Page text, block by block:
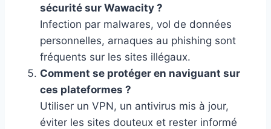
sécurité sur Wawacity ?
Infection par malwares, vol de données
personnelles, arnaques au phishing sont
fréquents sur les sites illégaux.
Comment se protéger en naviguant sur
ces plateformes ?
Utiliser un VPN, un antivirus mis à jour,
éviter les sites douteux et rester informé